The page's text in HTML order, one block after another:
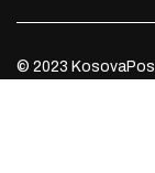
© 2023